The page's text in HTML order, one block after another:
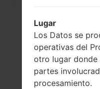
Lugar
Los Datos se
operativas del
otro lugar donde
partes
procesamiento.